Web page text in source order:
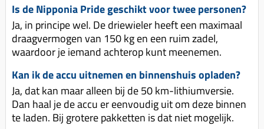
Is de Nipponia Pride geschikt voor twee personen?
Ja, in principe wel. De driewieler heeft een maximaal
draagvermogen van 150 kg en een ruim zadel,
waardoor je iemand achterop kunt meenemen.
Kan ik de accu uitnemen en binnenshuis opladen?
Ja, dat kan maar alleen bij de 50 km-lithiumversie.
Dan haal je de accu er eenvoudig uit om deze binnen
te laden. Bij grotere pakketten is dat niet mogelijk.